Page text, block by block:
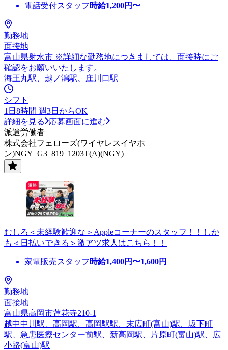
電話受付スタッフ 時給1,200円〜
勤務地
面接地
富山県射水市 ※詳細な勤務地につきましては、面接時にご
確認をお願いいたします。
海王丸駅、越ノ潟駅、庄川口駅
シフト
1日8時間 週3日からOK
詳細を見る
応募画面に進む
派遣労働者
株式会社フェローズ(ワイヤレスイヤホ
ン)NGY_G3_819_1203T(A)(NGY)
むしろ＜未経験歓迎な＞Appleコーナーのスタッフ！！しか
も＜日払いできる＞激アツ求人はこちら！！
家電販売スタッフ 時給1,400円〜1,600円
勤務地
面接地
富山県高岡市蓮花寺210-1
越中中川駅、高岡駅、高岡駅駅、末広町(富山)駅、坂下町
駅、急患医療センター前駅、新高岡駅、片原町(富山)駅、広
小路(富山)駅